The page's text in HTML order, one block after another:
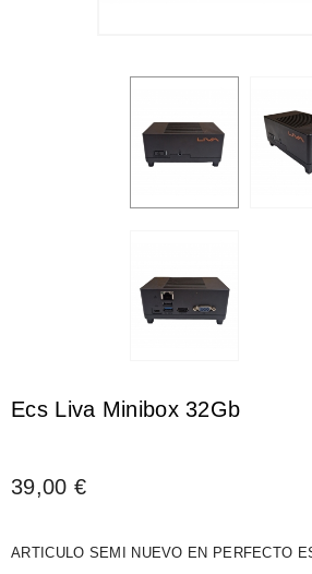
Ecs Liva Minibox 32Gb
39,00 €
ARTICULO SEMI NUEVO EN PERFECTO